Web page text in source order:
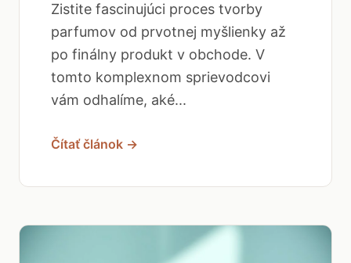
Zistite fascinujúci proces tvorby
parfumov od prvotnej myšlienky až
po finálny produkt v obchode. V
tomto komplexnom sprievodcovi
vám odhalíme, aké...
Čítať článok →